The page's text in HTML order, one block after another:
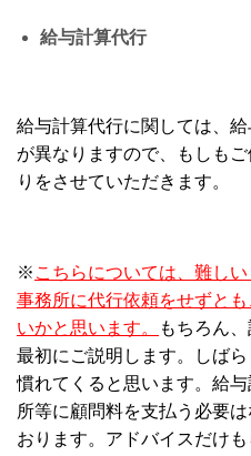
給与計算代行
給与計算代行に関しては、
が異なりますので、もしも
りをさせていただきます。
※ こちらについては、難し
事務所に代行依頼をせずと
いかと思います。
もちろん
最初にご説明します。しば
慣れてくると思います。給
所等に顧問料を支払う必要
おります。アドバイスだけ